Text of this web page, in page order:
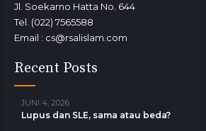
Jl. Soekarno Hatta No. 644
Tel. (022) 7565588
Email : cs@rsalislam.com
Recent Posts
JUNI 4, 2026
Lupus dan SLE, sama atau beda?